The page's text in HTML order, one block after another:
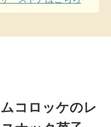
コロッケのレ